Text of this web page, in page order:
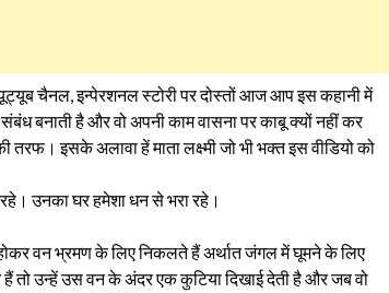
चैनल, इन्पेरशनल स्टोरी पर दोस्तों आज आप इस कहानी में
बनाती है और वो अपनी काम वासना पर काबू क्यों नहीं कर
तरफ। इसके अलावा हें माता लक्ष्मी जो भी भक्त इस वीडियो को
उनका घर हमेशा धन से भरा रहे।
वन भ्रमण के लिए निकलते हैं अर्थात जंगल में घूमने के लिए
उन्हें उस वन के अंदर एक कुटिया दिखाई देती है और जब वो